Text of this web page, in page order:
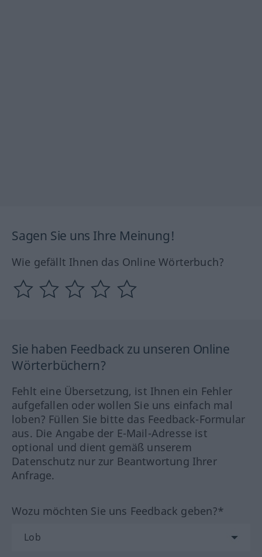
Sagen Sie uns Ihre Meinung!
Wie gefällt Ihnen das Online Wörterbuch?
Sie haben Feedback zu unseren Online
Wörterbüchern?
Fehlt eine Übersetzung, ist Ihnen ein Fehler
aufgefallen oder wollen Sie uns einfach mal
loben? Füllen Sie bitte das Feedback-Formular
aus. Die Angabe der E-Mail-Adresse ist
optional und dient gemäß unserem
Datenschutz nur zur Beantwortung Ihrer
Anfrage.
Wozu möchten Sie uns Feedback geben?*